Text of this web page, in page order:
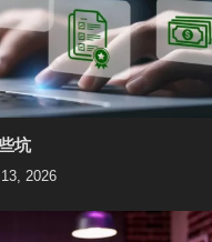
坑
2026